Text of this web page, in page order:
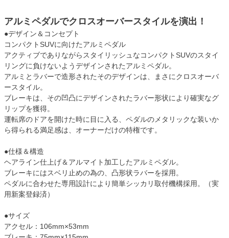
アルミペダルでクロスオーバースタイルを演出！
●デザイン＆コンセプト
コンパクトSUVに向けたアルミペダル
アクティブでありながらスタイリッシュなコンパクトSUVのスタイ
リングに負けないようデザインされたアルミペダル。
アルミとラバーで造形されたそのデザインは、まさにクロスオーバ
ースタイル。
ブレーキは、その凹凸にデザインされたラバー形状により確実なグ
リップを獲得。
運転席のドアを開けた時に目に入る、ペダルのメタリックな装いか
ら得られる満足感は、オーナーだけの特権です。
●仕様＆構造
ヘアライン仕上げ＆アルマイト加工したアルミペダル。
ブレーキにはスベリ止めの為の、凸形状ラバーを採用。
ペダルに合わせた専用設計により簡単シッカリ取付機構採用。（実
用新案登録済）
●サイズ
アクセル：106mm×53mm